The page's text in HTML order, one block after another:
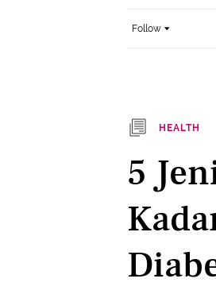
Follow
HEALTH
5